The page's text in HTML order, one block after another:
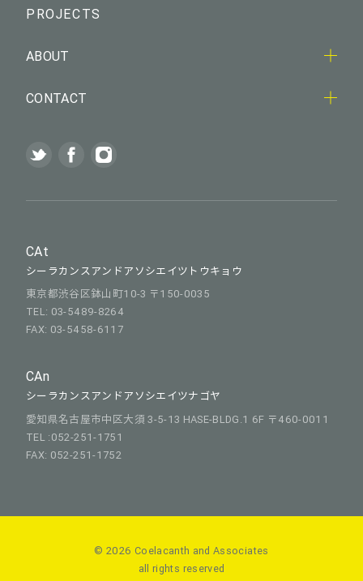
PROJECTS
ABOUT
CONTACT
CAt
シーラカンスアンドアソシエイツトウキョウ
東京都渋谷区鉢山町10-3 〒150-0035
TEL: 03-5489-8264
FAX: 03-5458-6117
CAn
シーラカンスアンドアソシエイツナゴヤ
愛知県名古屋市中区大須 3-5-13 HASE-BLDG.1 6F 〒460-0011
TEL :052-251-1751
FAX: 052-251-1752
© 2026 Coelacanth and Associates
all rights reserved